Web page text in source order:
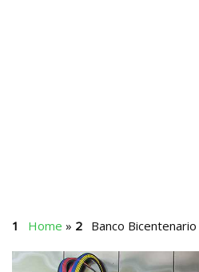
Home » Banco